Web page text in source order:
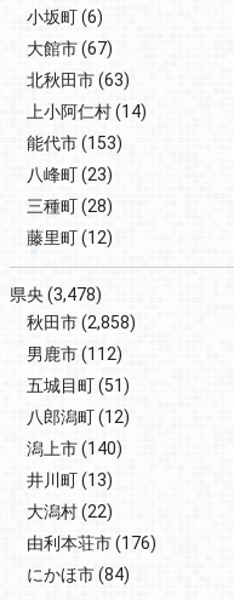
小坂町(6)
大館市(67)
北秋田市(63)
上小阿仁村(14)
能代市(153)
八峰町(23)
三種町(28)
藤里町(12)
県央 (3,478)
秋田市(2,858)
男鹿市(112)
五城目町(51)
八郎潟町(12)
潟上市(140)
井川町(13)
大潟村(22)
由利本荘市(176)
にかほ市(84)